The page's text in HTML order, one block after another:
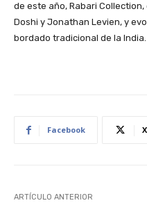
de este año, Rabari
Doshi y Jonathan Levien, y
bordado tradicional de la India.
Facebook X
ARTÍCULO ANTERIOR